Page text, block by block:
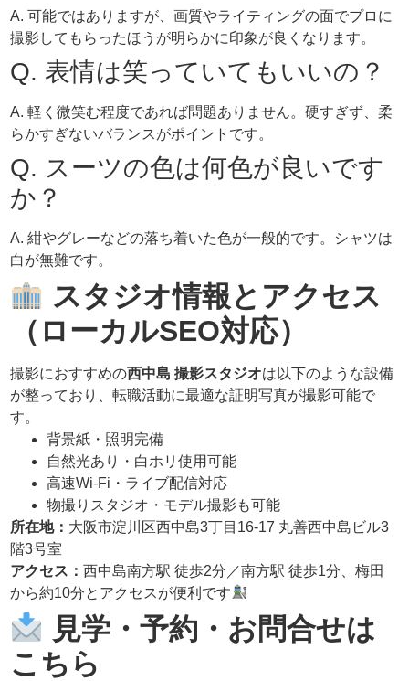
A. 可能ではありますが、画質やライティングの面でプロに
撮影してもらったほうが明らかに印象が良くなります。
Q. 表情は笑っていてもいいの？
A. 軽く微笑む程度であれば問題ありません。硬すぎず、柔
らかすぎないバランスがポイントです。
Q. スーツの色は何色が良いです
か？
A. 紺やグレーなどの落ち着いた色が一般的です。シャツは
白が無難です。
スタジオ情報とアクセス
（ローカルSEO対応）
撮影におすすめの西中島 撮影スタジオは以下のような設備
が整っており、転職活動に最適な証明写真が撮影可能で
す。
背景紙・照明完備
自然光あり・白ホリ使用可能
高速Wi-Fi・ライブ配信対応
物撮りスタジオ・モデル撮影も可能
所在地： 大阪市淀川区西中島3丁目16-17 丸善西中島ビル3
階3号室
アクセス：西中島南方駅 徒歩2分／南方駅 徒歩1分、梅田
から約10分とアクセスが便利です
見学・予約・お問合せは
こちら